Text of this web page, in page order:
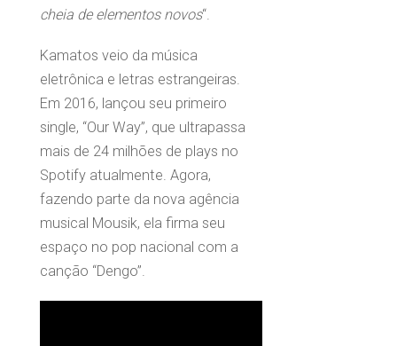
cheia de elementos novos“.
Kamatos veio da música
eletrônica e letras estrangeiras.
Em 2016, lançou seu primeiro
single, “Our Way”, que ultrapassa
mais de 24 milhões de plays no
Spotify atualmente. Agora,
fazendo parte da nova agência
musical Mousik, ela firma seu
espaço no pop nacional com a
canção “Dengo”.